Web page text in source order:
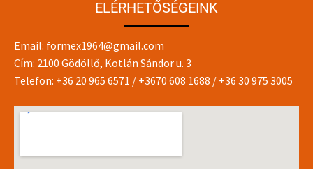
ELÉRHETŐSÉGEINK
Email: formex1964@gmail.com
Cím: 2100 Gödöllő, Kotlán Sándor u. 3
Telefon: +36 20 965 6571 / +3670 608 1688 / +36 30 975 3005